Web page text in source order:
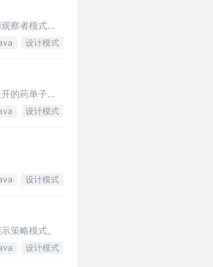
察者模式的
设计模式
的药单子去
设计模式
设计模式
策略模式。
设计模式